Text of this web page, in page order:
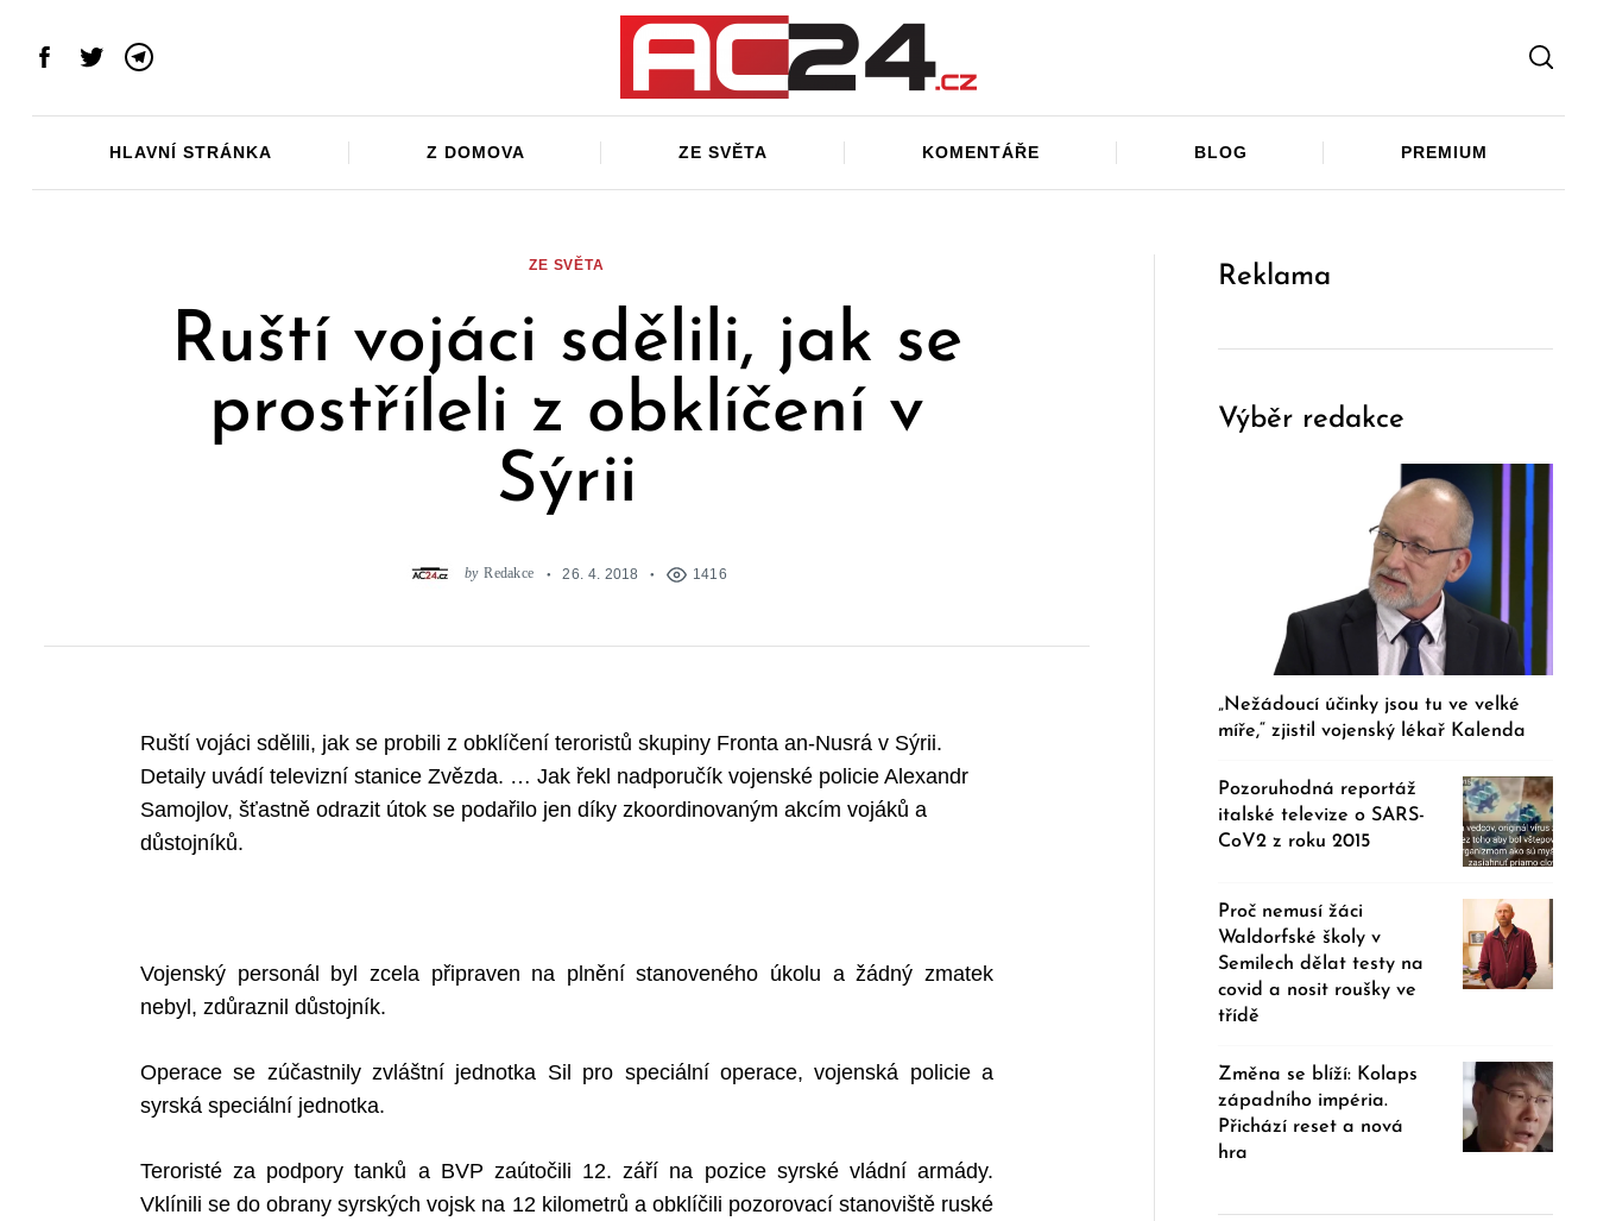
Facebook
TwitterTelegram
HLAVNÍ STRÁNKA Z DOMOVA ZE SVĚTA KOMENTÁŘE BLOG PREMIUM
ZE SVĚTA
Ruští vojáci sdělili, jak se
prostříleli z obklíčení v
Sýrii
by Redakce 26. 4. 2018 1416
Ruští vojáci sdělili, jak se probili z obklíčení teroristů skupiny Fronta an-Nusrá v Sýrii.
Detaily uvádí televizní stanice Zvězda. … Jak řekl nadporučík vojenské policie Alexandr
Samojlov, šťastně odrazit útok se podařilo jen díky zkoordinovaným akcím vojáků a
důstojníků.
Vojenský personál byl zcela připraven na plnění stanoveného úkolu a žádný zmatek
nebyl, zdůraznil důstojník.
Operace se zúčastnily zvláštní jednotka Sil pro speciální operace, vojenská policie a
syrská speciální jednotka.
Teroristé za podpory tanků a BVP zaútočili 12. září na pozice syrské vládní armády.
Vklínili se do obrany syrských vojsk na 12 kilometrů a obklíčili pozorovací stanoviště ruské
Reklama
Výběr redakce
„Nežádoucí účinky jsou tu ve velké
míře,“ zjistil vojenský lékař Kalenda
Pozoruhodná reportáž
italské televize o SARS-
CoV2 z roku 2015
Proč nemusí žáci
Waldorfské školy v
Semilech dělat testy na
covid a nosit roušky ve
třídě
Změna se blíží: Kolaps
západního impéria.
Přichází reset a nová
hra